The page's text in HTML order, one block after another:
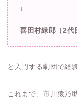
↓
喜田村緑郎（2代
と入門する劇団で経
これまで、市川猿乃